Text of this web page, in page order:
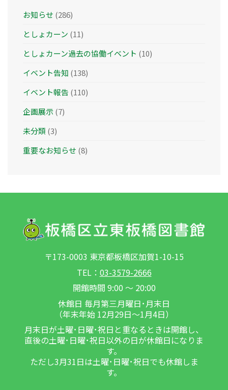
お知らせ (286)
としょカーン (11)
としょカーン過去の協働イベント (10)
イベント告知 (138)
イベント報告 (110)
企画展示(7)
未分類 (3)
重要なお知らせ (8)
〒173-0003 東京都板橋区加賀1-10-15
TEL： 03-3579-2666
開館時間 9:00 ～ 20:00
休館日 毎月第三月曜日･月末日
（年末年始 12月29日～1月4日）
月末日が土曜･日曜･祝日と重なるときは開館し、
直後の土曜･日曜･祝日以外の日が休館日になりま
す。
ただし3月31日は土曜･日曜･祝日でも休館しま
す。